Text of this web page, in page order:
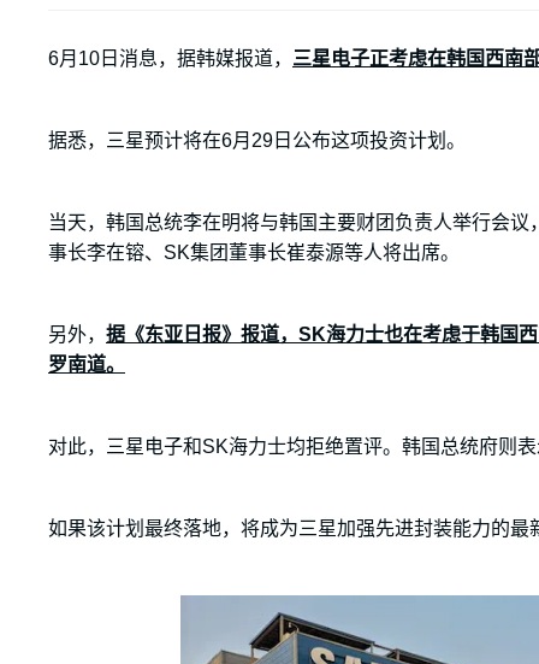
6月10日消息，据韩媒报道， 三星电子正考虑在韩国西南
据悉，三星预计将在6月29日公布这项投资计划。
当天，韩国总统李在明将与韩国主要财团负责人举行会
事长李在镕、SK集团董事长崔泰源等人将出席。
另外， 据《东亚日报》报道，SK海力士也在考虑于韩国
罗南道。
对此，三星电子和SK海力士均拒绝置评。韩国总统府则
如果该计划最终落地，将成为三星加强先进封装能力的最